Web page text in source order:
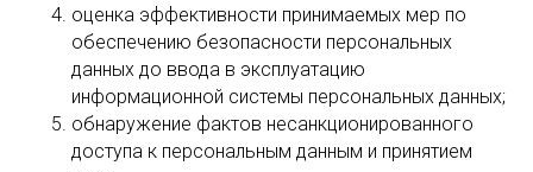
оценка эффективности принимаемых мер по
обеспечению безопасности персональных
данных до ввода в эксплуатацию
информационной системы персональных данных;
обнаружение фактов несанкционированного
доступа к персональным данным и принятием